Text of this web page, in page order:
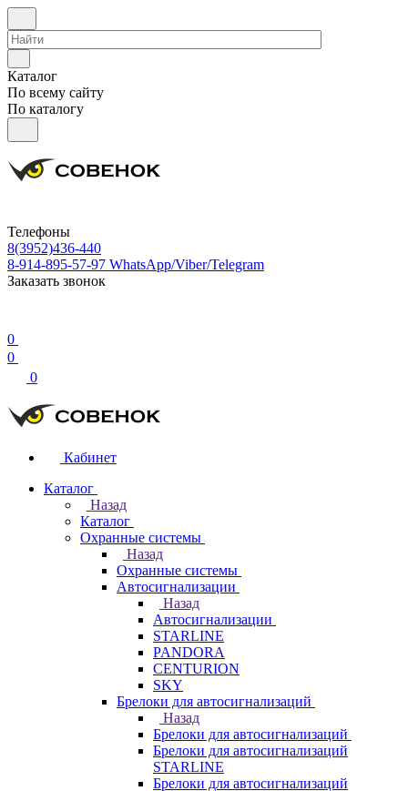
Каталог
По всему сайту
По каталогу
Телефоны
8(3952)436-440
8-914-895-57-97 WhatsApp/Viber/Telegram
Заказать звонок
0
0
0
Кабинет
Каталог
Назад
Каталог
Охранные системы
Назад
Охранные системы
Автосигнализации
Назад
Автосигнализации
STARLINE
PANDORA
CENTURION
SKY
Брелоки для автосигнализаций
Назад
Брелоки для автосигнализаций
Брелоки для автосигнализаций
STARLINE
Брелоки для автосигнализаций